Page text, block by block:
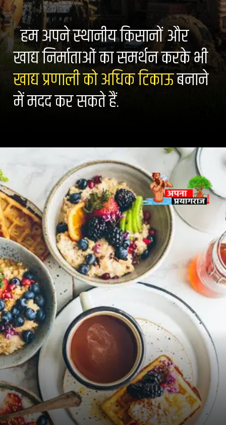
हम अपने स्थानीय किसानों और
खाद्य निर्माताओं का समर्थन करके भी
खाद्य प्रणाली को अधिक टिकाऊबनाने
में मदद कर सकते हैं.